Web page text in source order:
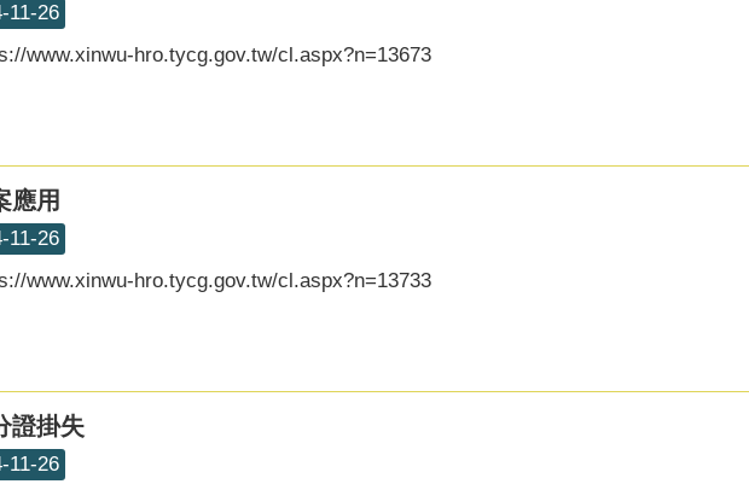
11-26
www.xinwu-hro.tycg.gov.tw/cl.aspx?n=13673
應用
11-26
www.xinwu-hro.tycg.gov.tw/cl.aspx?n=13733
證掛失
11-26